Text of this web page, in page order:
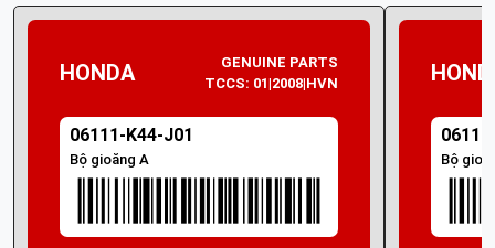
HONDA
GENUINE PARTS
TCCS: 01|2008|HVN
06111-K44-J01
Bộ gioăng A Bộ